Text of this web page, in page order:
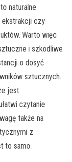
naturalne
ekstrakcji czy
Warto więc
i szkodliwe
o dosyć
sztucznych.
jest
czytanie
także na
z
to samo.